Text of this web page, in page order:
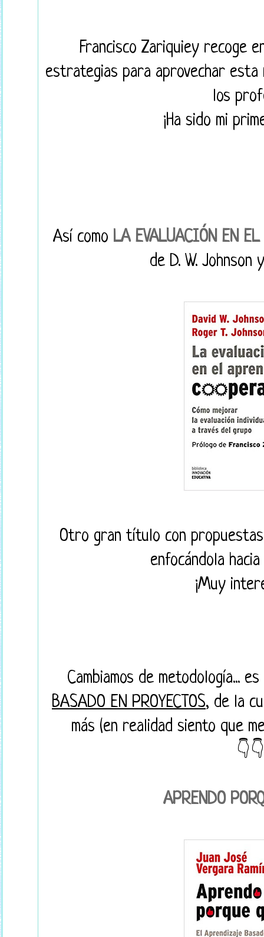
Francisco Zariquiey recoge
estrategias para aprovechar esta
los
¡Ha sido mi
Así como LA EVALUACIÓN EN EL
de D. W. Johnson
Otro gran título con
enfocándola
¡Muy
Cambiamos de metodología...
BASADO EN PROYECTOS, de la
más (en realidad siento que
👇👇
APRENDO